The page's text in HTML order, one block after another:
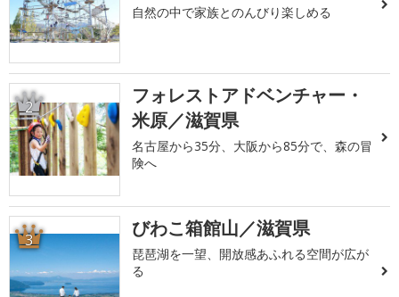
自然の中で家族とのんびり楽しめる
2
フォレストアドベンチャー・
米原／滋賀県
名古屋から35分、大阪から85分で、森の冒
険へ
3 びわこ箱館山／滋賀県
琵琶湖を一望、開放感あふれる空間が広が
る